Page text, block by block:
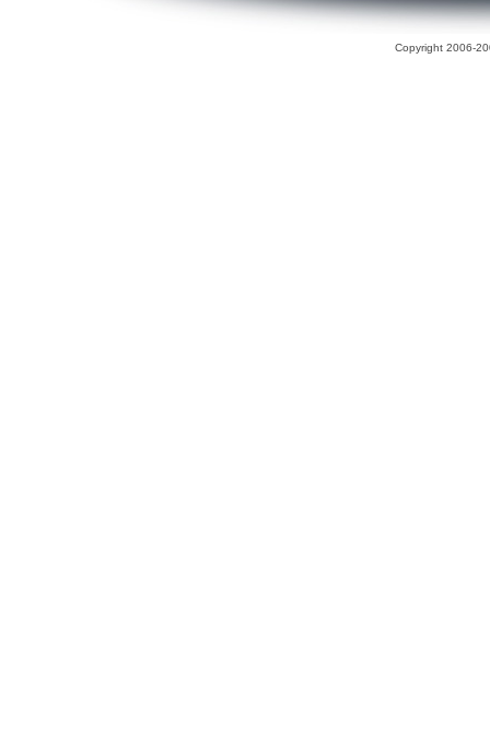
Copyright 2006-